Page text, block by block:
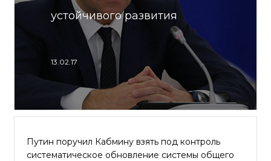
устойчивого развития
13.02.17
Путин поручил Кабмину взять под контроль
систематическое обновление системы общего